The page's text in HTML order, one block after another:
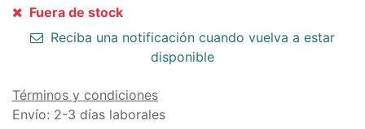
Fuera de stock
Reciba una notificación cuando vuelva a estar
disponible
Términos y condiciones
Envío: 2-3 días laborales